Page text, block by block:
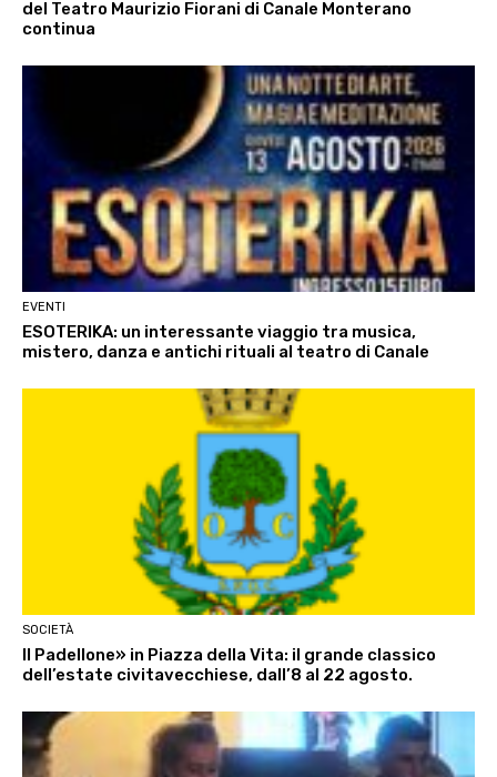
del Teatro Maurizio Fiorani di Canale Monterano
continua
EVENTI
ESOTERIKA: un interessante viaggio tra musica,
mistero, danza e antichi rituali al teatro di Canale
SOCIETÀ
Il Padellone» in Piazza della Vita: il grande classico
dell’estate civitavecchiese, dall’8 al 22 agosto.